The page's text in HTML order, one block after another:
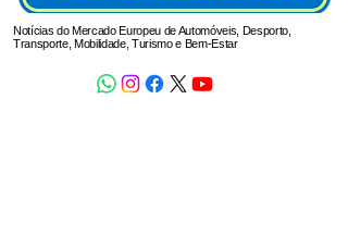
Notícias do Mercado Europeu de Automóveis, Desporto,
Transporte, Mobilidade, Turismo e Bem-Estar